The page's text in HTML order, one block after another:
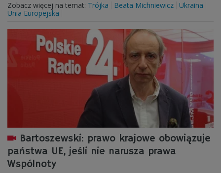
Zobacz więcej na temat: Trójka Beata Michniewicz
Ukraina
Unia Europejska
Bartoszewski: prawo krajowe obowiązuje
państwa UE, jeśli nie narusza prawa
Wspólnoty